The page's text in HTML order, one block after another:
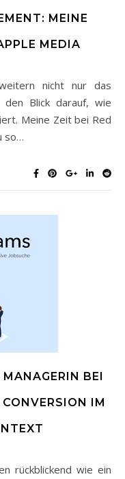
MEINE
MEDIA
den Blick darauf, wie
Meine Zeit bei Red
so…
BEI
IM